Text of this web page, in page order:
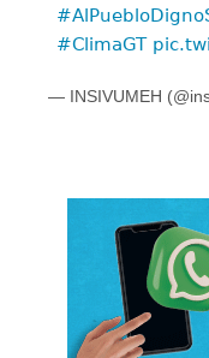
#ClimaGT
— INSIVUMEH